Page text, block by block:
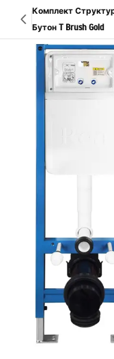
Комплект
Бутон T Brush Gold